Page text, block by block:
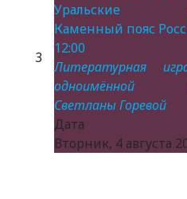
3
Уральские
Каменный пояс
12:00
Литературная
одноимённой
Светланы Горевой
Вторник, 4 августа